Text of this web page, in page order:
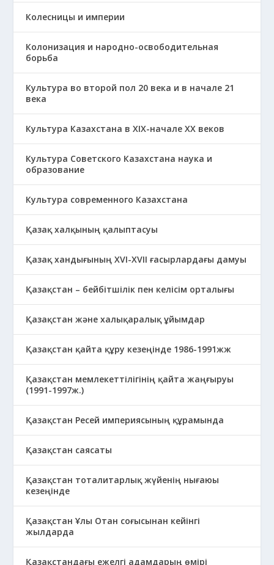
Колесницы и империи
Колонизация и народно-освободительная
борьба
Культура во второй пол 20 века и в начале 21
века
Культура Казахстана в ХІХ-начале ХХ веков
Культура Советского Казахстана наука и
образование
Культура современного Казахстана
Қазақ халқының қалыптасуы
Қазақ хандығының XVI-XVII ғасырлардағы дамуы
Қазақстан – бейбітшілік пен келісім орталығы
Қазақстан және халықаралық ұйымдар
Қазақстан қайта құру кезеңінде 1986-1991жж
Қазақстан мемлекеттілігінің қайта жаңғыруы
(1991-1997ж.)
Қазақстан Ресей империясының құрамында
Қазақстан саясаты
Қазақстан тоталитарлық жүйенің нығаюы
кезеңінде
Қазақстан Ұлы Отан соғысынан кейінгі
жылдарда
Қазақстандағы ежелгі адамдарың өмірі